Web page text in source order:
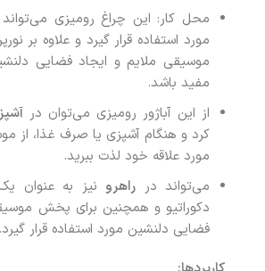
محل کار: این چراغ رومیزی
مورد استفاده قرار گیرد و علاوه بر
موسیقی ملایم و ایجاد فضایی
مفید باشد.
از این آباژور رومیزی می‌توان در
کرد و هنگام آشپزی یا صرف غذا، از
مورد علاقه خود لذت ببرید.
می‌تواند در راهرو نیز به عنوان
دکوراتیو و همچنین برای پخش
فضایی دلنشین مورد استفاده قرار گیرد.